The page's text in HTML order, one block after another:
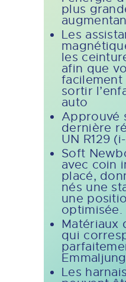
plus
Les
les
afin que
sortir
auto
Approuvé
dernière
UN R129
Soft
avec coin
placé,
nés une
une
optimisée.
Matériaux
qui
Les